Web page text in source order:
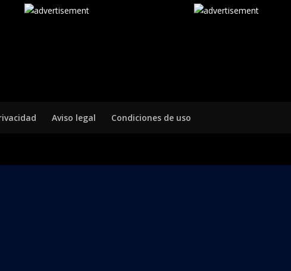
Aviso legal Condiciones de uso